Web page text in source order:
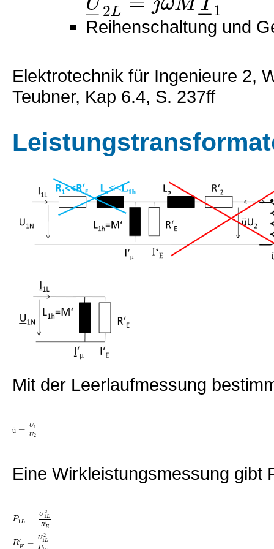
−2L −1
Reihenschaltung und
Elektrotechnik für Ingenieure 2,
Teubner, Kap 6.4, S. 237ff
Mit der Leerlaufmessung
ü = U1
U2
Eine Wirkleistungsmessung gibt
P1L = U2
1L
R′
E
R′
E = U2
1L
P